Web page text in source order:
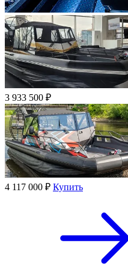
3 933 500 ₽
4 117 000 ₽ Купить